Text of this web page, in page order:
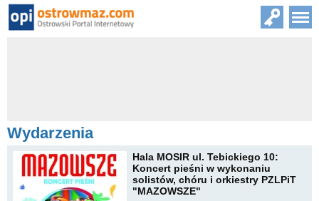
Wydarzenia
Hala MOSIR ul. Tebickiego 10:
Koncert pieśni w wykonaniu
solistów, chóru i orkiestry PZLPiT
"MAZOWSZE"